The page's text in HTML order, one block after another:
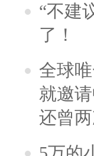
“不建
了！
全球
就邀
还曾